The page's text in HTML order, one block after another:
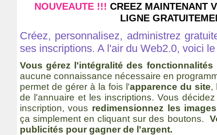
NOUVEAUTE !!! CREEZ MAINTENANT
LIGNE
Créez, personnalisez, administrez
ses inscriptions. A l'air du Web2.0, voici
Vous gérez l'intégralité des fonctionnalités
aucune connaissance nécessaire en
permet de gérer à la fois l'apparence du site,
de l'annuaire et les inscriptions. Vous
inscription, vous redimensionnez les images
ça simplement en cliquant sur des boutons.
publicités pour gagner de l'argent.